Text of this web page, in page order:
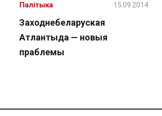
Заходнебеларуская
Атлантыда — новыя
праблемы
Палітыка 15.09.2014